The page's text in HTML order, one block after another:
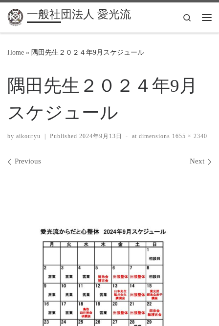
一般社団法人 愛光流
Search
Home » 隅田先生２０２４年9月スケジュール
隅田先生２０２４年9月
スケジュール
by aikouryu | Published 2024年9月13日 - at dimensions 1655 × 2340
Images navigation
Previous Next